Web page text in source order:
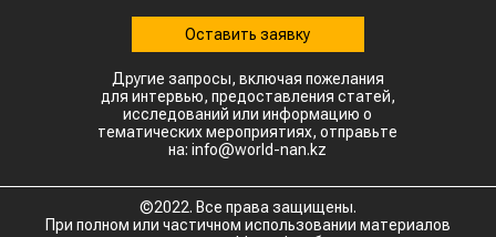
Оставить заявку
Другие запросы, включая пожелания
для интервью, предоставления статей,
исследований или информацию о
тематических мероприятиях, отправьте
на: info@world-nan.kz
©2022. Все права защищены.
При полном или частичном использовании материалов